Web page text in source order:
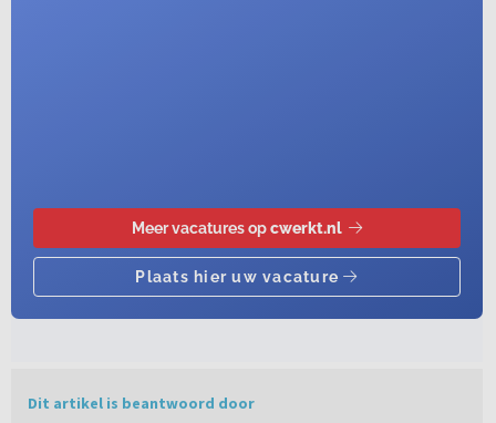
Dit artikel is beantwoord door